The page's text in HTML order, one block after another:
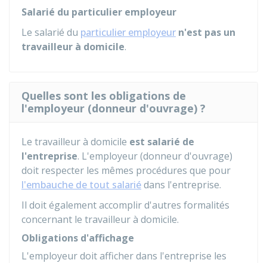
Salarié du particulier employeur
Le salarié du particulier employeur n'est pas un
travailleur à domicile.
Quelles sont les obligations de
l'employeur (donneur d'ouvrage) ?
Le travailleur à domicile est salarié de
l'entreprise. L'employeur (donneur d'ouvrage)
doit respecter les mêmes procédures que pour
l'embauche de tout salariédans l'entreprise.
Il doit également accomplir d'autres formalités
concernant le travailleur à domicile.
Obligations d'affichage
L'employeur doit afficher dans l'entreprise les